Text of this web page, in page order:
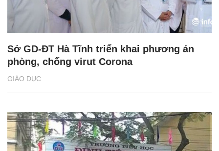
GIÁO DỤC
Sở GD-ĐT Hà Tĩnh triển khai phương án
phòng, chống virut Corona